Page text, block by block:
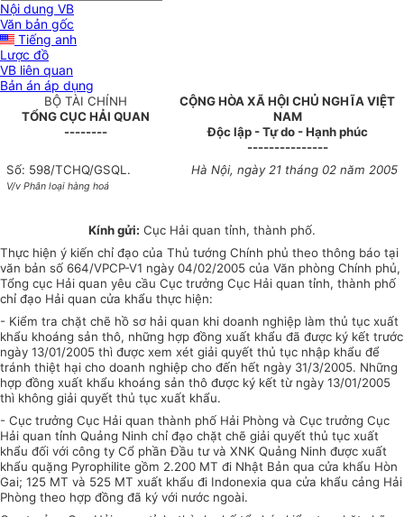
Nội dung VB
Văn bản gốc
Tiếng anh
Lược đồ
VB liên quan
Bản án áp dụng
BỘ TÀI CHÍNH
TỔNG CỤC HẢI QUAN
--------
CỘNG HÒA XÃ HỘI CHỦ NGHĨA VIỆT
NAM
Độc lập - Tự do - Hạnh phúc
---------------
Số: 598/TCHQ/GSQL.
V/v Phân loại hàng hoá
Hà Nội, ngày 21 tháng 02 năm 2005
Kính gửi: Cục Hải quan tỉnh, thành phố.
Thực hiện ý kiến chỉ đạo của Thủ tướng Chính phủ theo thông báo tại
văn bản số 664/VPCP-V1 ngày 04/02/2005 của Văn phòng Chính phủ,
Tổng cục Hải quan yêu cầu Cục trưởng Cục Hải quan tỉnh, thành phố
chỉ đạo Hải quan cửa khẩu thực hiện:
- Kiểm tra chặt chẽ hồ sơ hải quan khi doanh nghiệp làm thủ tục xuất
khẩu khoáng sản thô, những hợp đồng xuất khẩu đã được ký kết trước
ngày 13/01/2005 thì được xem xét giải quyết thủ tục nhập khẩu để
tránh thiệt hại cho doanh nghiệp cho đến hết ngày 31/3/2005. Những
hợp đồng xuất khẩu khoáng sản thô được ký kết từ ngày 13/01/2005
thì không giải quyết thủ tục xuất khẩu.
- Cục trưởng Cục Hải quan thành phố Hải Phòng và Cục trưởng Cục
Hải quan tỉnh Quảng Ninh chỉ đạo chặt chẽ giải quyết thủ tục xuất
khẩu đối với công ty Cổ phần Đầu tư và XNK Quảng Ninh được xuất
khẩu quặng Pyrophilite gồm 2.200 MT đi Nhật Bản qua cửa khẩu Hòn
Gai; 125 MT và 525 MT xuất khẩu đi Indonexia qua cửa khẩu cảng Hải
Phòng theo hợp đồng đã ký với nước ngoài.